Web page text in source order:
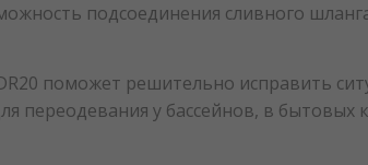
подсоединения сливного
поможет решительно исправить
переодевания у бассейнов, в